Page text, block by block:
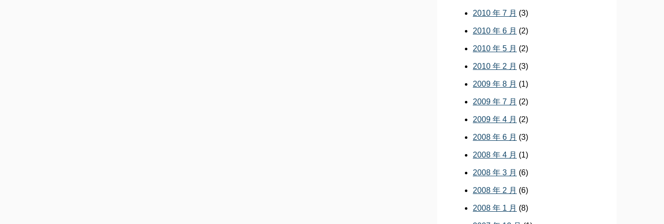
2010 年 7 月 (3)
2010 年 6 月 (2)
2010 年 5 月 (2)
2010 年 2 月 (3)
2009 年 8 月 (1)
2009 年 7 月 (2)
2009 年 4 月 (2)
2008 年 6 月 (3)
2008 年 4 月 (1)
2008 年 3 月 (6)
2008 年 2 月 (6)
2008 年 1 月 (8)